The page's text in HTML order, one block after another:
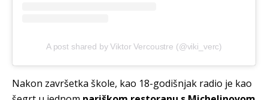
A post shared by Viktor Vercoustre (@viki_verc)
Nakon završetka škole, kao 18-godišnjak radio je kao